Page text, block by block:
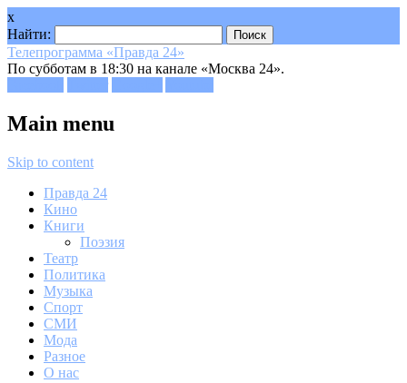
x
Найти:
Телепрограмма «Правда 24»
По субботам в 18:30 на канале «Москва 24».
Main menu
Skip to content
Правда 24
Кино
Книги
Поэзия
Театр
Политика
Музыка
Спорт
СМИ
Мода
Разное
О нас